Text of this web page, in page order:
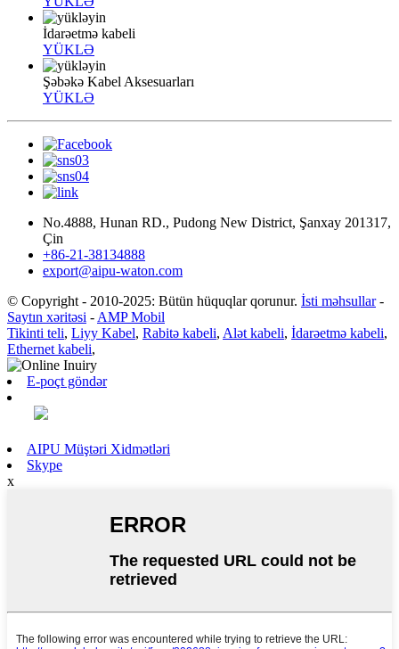
İdarəetmə kabeli
YÜKLƏ
Şəbəkə Kabel Aksesuarları
YÜKLƏ
No.4888, Hunan RD., Pudong New District, Şanxay 201317,
Çin
+86-21-38134888
export@aipu-waton.com
© Copyright - 2010-2025: Bütün hüquqlar qorunur. İsti məhsullar-
Saytın xəritəsi - AMP Mobil
Tikinti teli, Liyy Kabel, Rabitə kabeli, Alət kabeli, İdarəetmə kabeli,
Ethernet kabeli,
E-poçt göndər
AIPU Müştəri Xidmətləri
Skype
x